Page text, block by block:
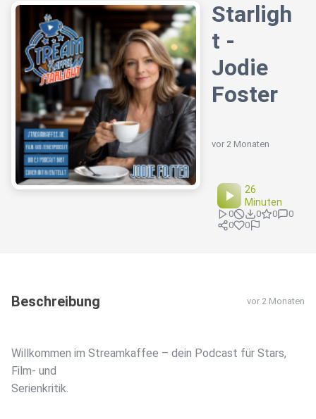
Starligh
t -
Jodie
Foster
vor 2 Monaten
26
Minuten
0 0 0
0
0
0
Beschreibung vor 2 Monaten
Willkommen im Streamkaffee – dein Podcast für Stars,
Film- und
Serienkritik.